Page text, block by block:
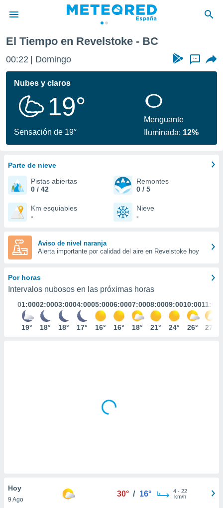
de
por
se
calidad.
a este
las
y
forma
basada
permite
coste.
botón
a la
nuestra
y
ACEPTAR
CONTINUAR
CONFIGURACIÓN
El Tiempo en Revelstoke - BC
00:22 Domingo ...
Nubes y claros
19°
Sensación de 19°
Menguante
Iluminada: 12%
Parte de nieve
Pistas abiertas
0 / 42
Remontes
0 / 5
Km esquiables
-
Nieve
-
Aviso de nivel naranja
Alerta importante por calidad del aire en Revelstoke hoy
Por horas
Intervalos nubosos en las próximas horas
01:00
19°
02:00
18°
03:00
18°
04:00
17°
05:00
16°
06:00
16°
07:00
18°
08:00
21°
09:00
24°
10:00
26°
11:00
27°
Hoy
9 Ago
30° / 16° 4- 22
km/h